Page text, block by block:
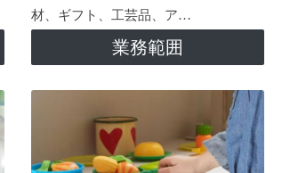
材、ギフト、工芸品、ア…
業務範囲